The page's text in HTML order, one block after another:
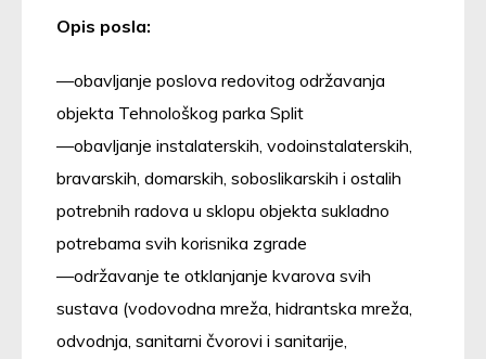
Opis posla:
obavljanje poslova redovitog održavanja
objekta Tehnološkog parka Split
obavljanje instalaterskih, vodoinstalaterskih,
bravarskih, domarskih, soboslikarskih i ostalih
potrebnih radova u sklopu objekta sukladno
potrebama svih korisnika zgrade
održavanje te otklanjanje kvarova svih
sustava (vodovodna mreža, hidrantska mreža,
odvodnja, sanitarni čvorovi i sanitarije,